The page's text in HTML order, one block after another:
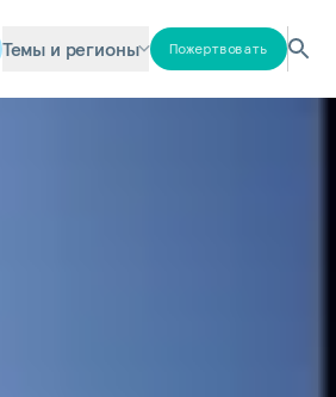
Темы и регионы Пожертвовать